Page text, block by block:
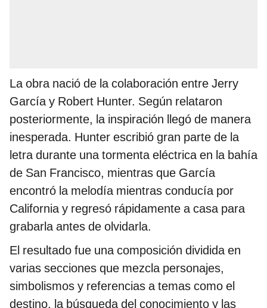
La obra nació de la colaboración entre Jerry
García y Robert Hunter. Según relataron
posteriormente, la inspiración llegó de manera
inesperada. Hunter escribió gran parte de la
letra durante una tormenta eléctrica en la bahía
de San Francisco, mientras que García
encontró la melodía mientras conducía por
California y regresó rápidamente a casa para
grabarla antes de olvidarla.
El resultado fue una composición dividida en
varias secciones que mezcla personajes,
simbolismos y referencias a temas como el
destino, la búsqueda del conocimiento y las